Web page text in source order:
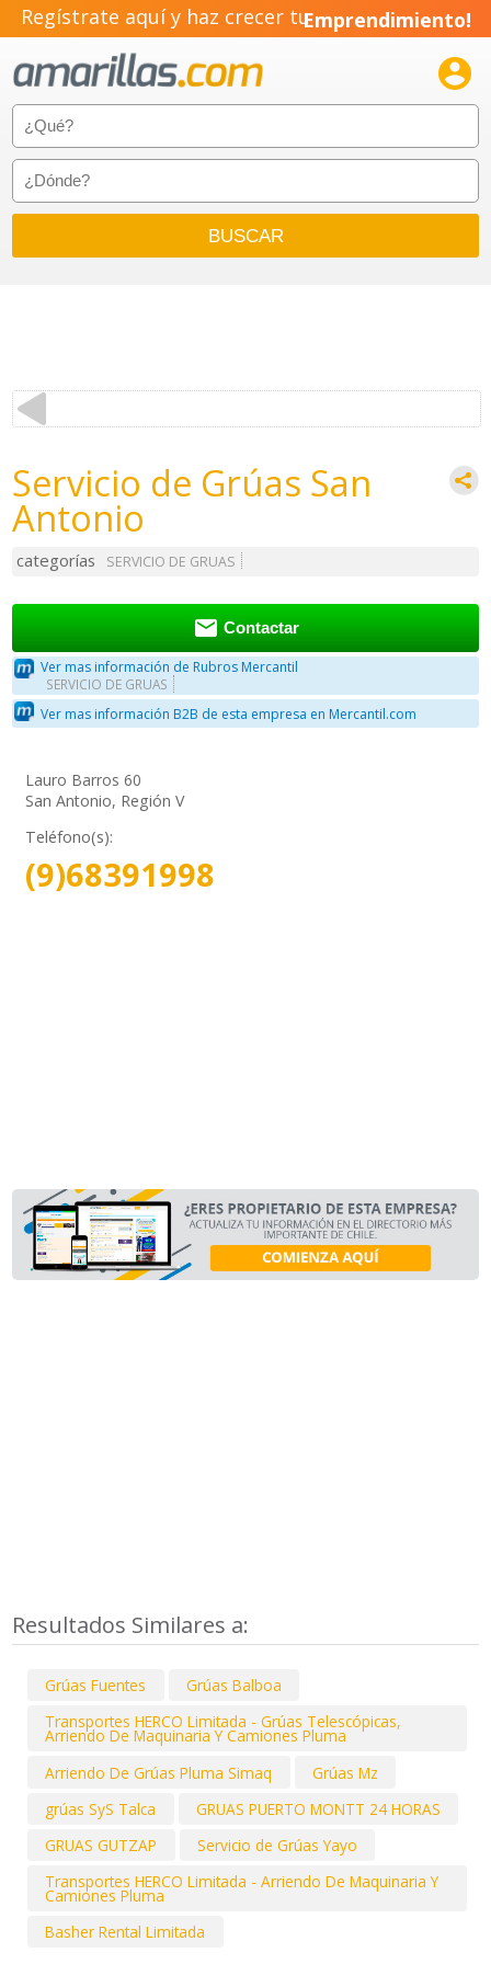
Regístrate aquí y haz crecer tuEmprendimiento!

Servicio de Grúas San
Antonio
categorías SERVICIO DE GRUAS
 Contactar
Ver mas información de Rubros Mercantil
SERVICIO DE GRUAS
Ver mas información B2B de esta empresa en Mercantil.com
Lauro Barros 60
San Antonio, Región V
Teléfono(s):
(9)68391998
Resultados Similares a:
Grúas Fuentes
Grúas Balboa
Transportes HERCO Limitada - Grúas Telescópicas,
Arriendo De Maquinaria Y Camiones Pluma
Arriendo De Grúas Pluma Simaq
Grúas Mz
grúas SyS Talca
GRUAS PUERTO MONTT 24 HORAS
GRUAS GUTZAP
Servicio de Grúas Yayo
Transportes HERCO Limitada - Arriendo De Maquinaria Y
Camiones Pluma
Basher Rental Limitada